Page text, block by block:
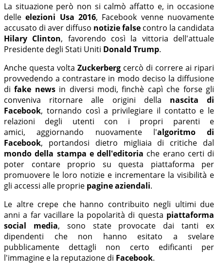
La situazione però non si calmò affatto e, in occasione
delleelezioni Usa 2016, Facebook venne nuovamente
accusato di aver diffuso notizie false contro la candidata
Hilary Clinton, favorendo così la vittoria dell'attuale
Presidente degli Stati Uniti Donald Trump.
Anche questa volta Zuckerberg cercò di correre ai ripari
provvedendo a contrastare in modo deciso la diffusione
difake newsin diversi modi, finchè capì che forse gli
conveniva ritornare alle origini della nascita di
Facebook, tornando così a privilegiare il contatto e le
relazioni degli utenti con i propri parenti e
amici, aggiornando nuovamente l'algoritmo di
Facebook, portandosi dietro migliaia di critiche dal
mondo della stampa e dell'editoria che erano certi di
poter contare proprio su questa piattaforma per
promuovere le loro notizie e incrementare la visibilità e
gli accessi alle proprie pagine aziendali.
Le altre crepe che hanno contribuito negli ultimi due
anni a far vacillare la popolarità di questa piattaforma
social media, sono state provocate dai tanti ex
dipendenti che non hanno esitato a svelare
pubblicamente dettagli non certo edificanti per
l'immagine e la reputazione di Facebook.